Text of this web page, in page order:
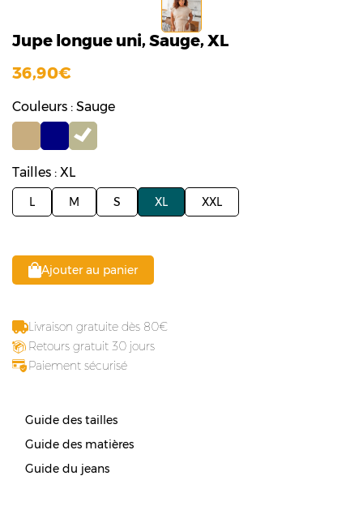
Jupe longue uni, Sauge, XL
36,90
Couleurs : Sauge
Tailles : XL
L M S XL XXL
Ajouter au panier
Livraison gratuite dès 80
Retours gratuit 30 jours
Paiement sécurisé
Guide des tailles
Guide des matières
Guide du jeans